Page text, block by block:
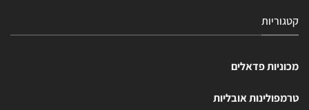
קטגוריות
מכוניות פדאלים
טרמפולינות אובליות